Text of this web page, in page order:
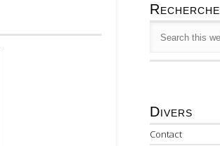
Recherche
Divers
Contact